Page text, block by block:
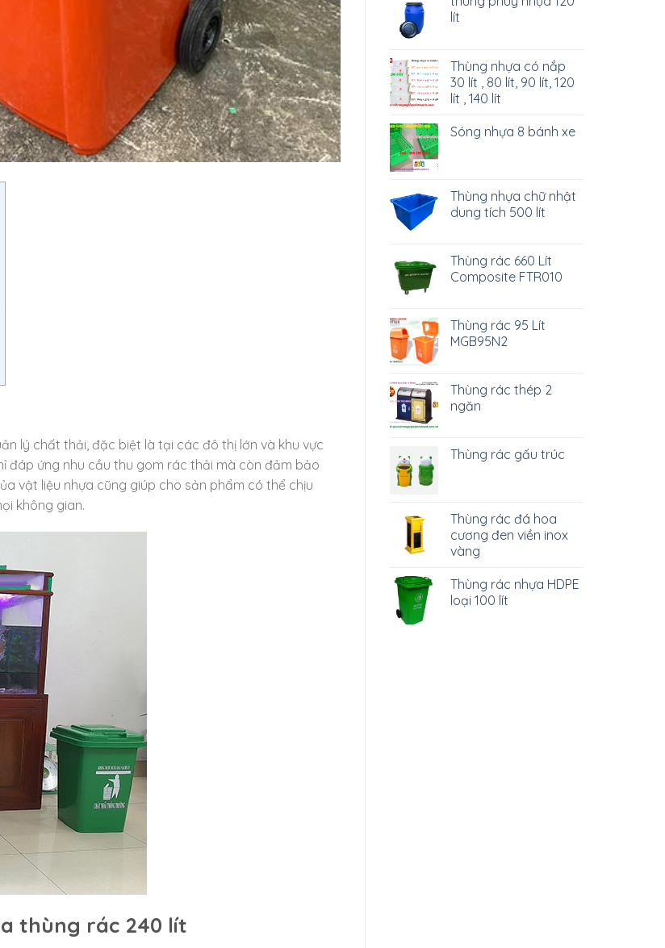
lý chất thải, đặc biệt là tại các đô thị lớn và khu vực
đáp ứng nhu cầu thu gom rác thải mà còn đảm bảo
vật liệu nhựa cũng giúp cho sản phẩm có thể chịu
không gian.
thùng rác 240 lít
lít
Thùng nhựa có nắp
30 lít , 80 lít, 90 lít, 120
lít , 140 lít
Sóng nhựa 8 bánh xe
Thùng nhựa chữ nhật
dung tích 500 lít
Thùng rác 660 Lít
Composite FTR010
Thùng rác 95 Lít
MGB95N2
Thùng rác thép 2
ngăn
Thùng rác gấu trúc
Thùng rác đá hoa
cương đen viền inox
vàng
Thùng rác nhựa HDPE
loại 100 lít